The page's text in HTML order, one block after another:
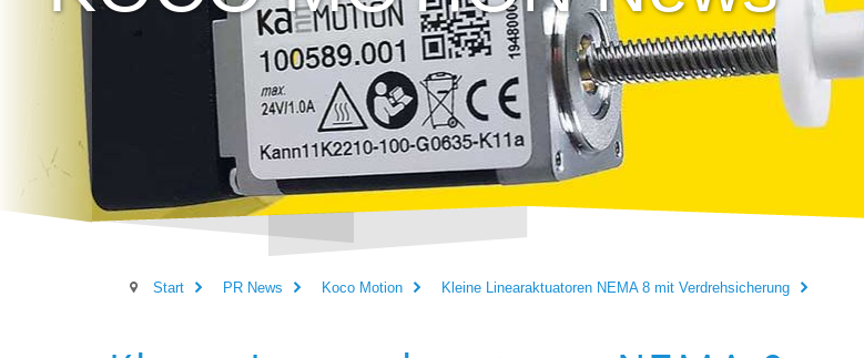
Start PR News Koco Motion Kleine Linearaktuatoren NEMA 8 mit Verdrehsicherung